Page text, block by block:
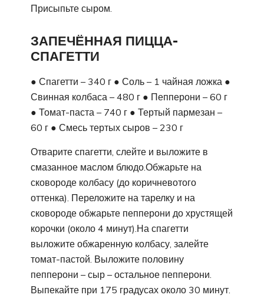
Присыпьте сыром.
ЗАПЕЧЁННАЯ ПИЦЦА-
СПАГЕТТИ
● Спагетти – 340 г ● Соль – 1 чайная ложка ●
Свинная колбаса – 480 г ● Пепперони – 60 г
● Томат-паста – 740 г ● Тертый пармезан –
60 г ● Смесь тертых сыров – 230 г
Отварите спагетти, слейте и выложите в
смазанное маслом блюдо.Обжарьте на
сковороде колбасу (до коричневотого
оттенка). Переложите на тарелку и на
сковороде обжарьте пепперони до хрустящей
корочки (около 4 минут).На спагетти
выложите обжаренную колбасу, залейте
томат-пастой. Выложите половину
пепперони – сыр – остальное пепперони.
Выпекайте при 175 градусах около 30 минут.